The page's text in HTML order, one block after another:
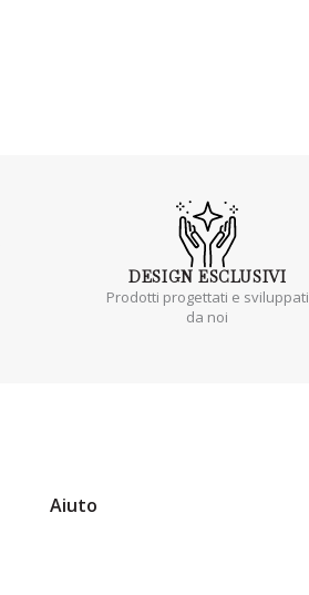
DESIGNESCLUSIVI
Prodotti progettati e sviluppati
da noi
Aiuto